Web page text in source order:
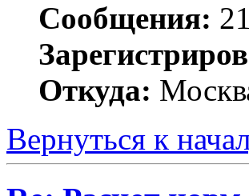
Сообщения:
Откуда:
Вернуться к